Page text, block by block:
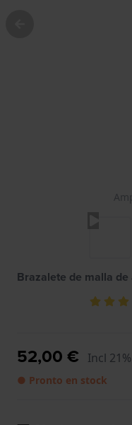
Brazalete de malla
52,00 € Incl
● Pronto en stock